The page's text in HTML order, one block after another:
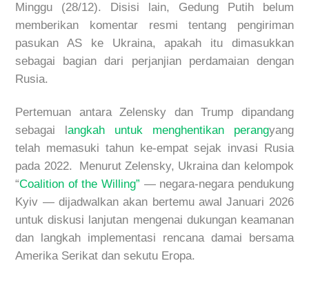
Minggu (28/12).
Disisi lain, Gedung Putih belum
memberikan komentar resmi tentang pengiriman
pasukan AS ke Ukraina, apakah itu dimasukkan
sebagai bagian dari perjanjian perdamaian dengan
Rusia.
Pertemuan antara Zelensky dan Trump dipandang
sebagai langkah untuk menghentikan perangyang
telah memasuki tahun ke-empat sejak invasi Rusia
pada 2022. Menurut Zelensky, Ukraina dan kelompok
“Coalition of the Willing” — negara-negara pendukung
Kyiv — dijadwalkan akan bertemu awal Januari 2026
untuk diskusi lanjutan mengenai dukungan keamanan
dan langkah implementasi rencana damai bersama
Amerika Serikat dan sekutu Eropa.